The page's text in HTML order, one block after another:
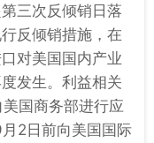
三次反倾销日落
反倾销措施，在
对美国国内产业
发生。利益相关
国商务部进行应
2日前向美国国际